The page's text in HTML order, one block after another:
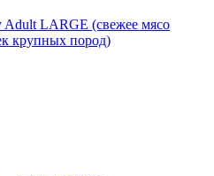
Adult LARGE (свежее мясо
крупных пород)